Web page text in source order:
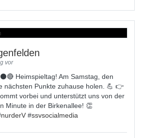
vor
Heimspieltag! Am Samstag, den
nächsten Punkte zuhause holen. 💪 👉
vorbei und unterstützt uns von der
Minute in der Birkenallee! 👏
nurderV #ssvsocialmedia